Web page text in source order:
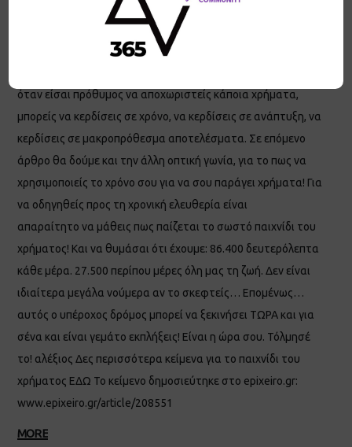
από απλά χρήματα σε ένα τραπεζικό λογαριασμό. Μόλις
επιλέξεις να επενδύσεις στη ζωή σου, μπορείς να
επιταχύνεις την ανάπτυξή σου εκθετικά! Πόσο αξίζει άραγε
όταν είσαι πρόθυμος να αποχωριστείς κάποια χρήματα,
μπορείς να κερδίσεις σε χρόνο, να κερδίσεις σε ανάπτυξη, να
κερδίσεις σε μακροπρόθεσμα αποτελέσματα. Σε επόμενο
άρθρο θα δούμε και την άλλη οπτική γωνία, για το πως να
χρησιμοποιείς το χρόνο σου για να σου παράγει χρήματα! Για
να οδηγηθείς προς τη χρονική ελευθερία είναι
απαραίτητο να μάθεις πως παίζεται το σωστό παιχνίδι του
χρήματος! Και να θυμάσαι ότι έχουμε: 86.400 δευτερόλεπτα
κάθε μέρα. 27.500 περίπου μέρες όλη μας τη ζωή. Δεν είναι
ιδιαίτερα μεγάλα νούμερα αν το σκεφτείς… Επομένως…
αυτός ο υπέροχος δρόμος μπορεί να ξεκινήσει ΤΩΡΑ και για
σένα και είναι γεμάτο εκπλήξεις! Είναι η ώρα σου. Τόλμησέ
το! αλέξιος Δες περισσότερα κείμενα για το παιχνίδι του
χρήματος ΕΔΩ Το κείμενο δημοσιεύτηκε στο epixeiro.gr:
www.epixeiro.gr/article/208551
MORE